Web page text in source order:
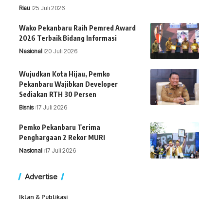
Riau 25 Juli 2026
Wako Pekanbaru Raih Pemred Award
2026 Terbaik Bidang Informasi
Nasional 20 Juli 2026
Wujudkan Kota Hijau, Pemko
Pekanbaru Wajibkan Developer
Sediakan RTH 30 Persen
Bisnis 17 Juli 2026
Pemko Pekanbaru Terima
Penghargaan 2 Rekor MURI
Nasional 17 Juli 2026
Advertise
Iklan & Publikasi